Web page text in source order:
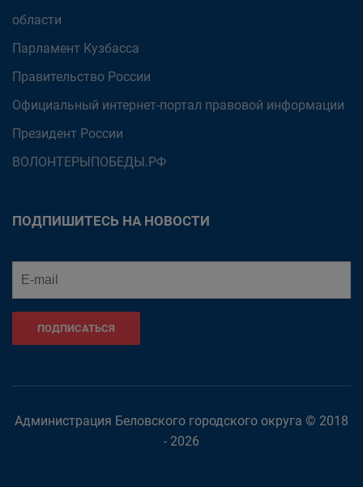
области
Парламент Кузбасса
Правительство России
Официальный интернет-портал правовой информации
Президент России
ВОЛОНТЕРЫПОБЕДЫ.РФ
ПОДПИШИТЕСЬ НА НОВОСТИ
ПОДПИСАТЬСЯ
Администрация Беловского городского округа © 2018
- 2026